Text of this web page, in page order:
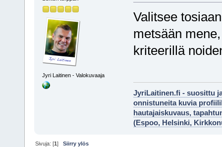
Jyri Laitinen - Valokuvaaja
Valitsee
metsään
kriteerillä
JyriLaitinen.fi - suosittu
onnistuneita kuvia
hautajaiskuvaus,
(Espoo, Helsinki,
Sivuja: [1]Siirry ylös